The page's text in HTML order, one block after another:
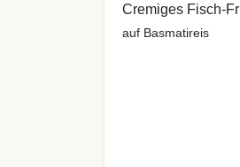
Cremiges Fisch-
auf Basmatireis